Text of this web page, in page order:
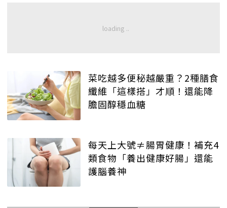
菜吃越多便秘越嚴重？2種膳食
纖維「這樣搭」才順！還能降
膽固醇穩血糖
每天上大號≠腸胃健康！補充4
類食物「養出健康好腸」還能
護腦養神